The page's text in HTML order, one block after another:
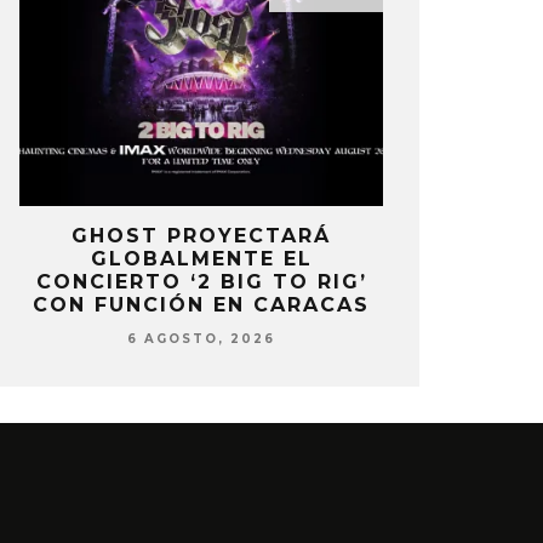
GHOST PROYECTARÁ
GLOBALMENTE EL
CONCIERTO ‘2 BIG TO RIG’
CON FUNCIÓN EN CARACAS
6 AGOSTO, 2026